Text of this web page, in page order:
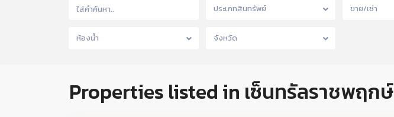
ประเภทสินทรัพย์ ขาย/เช่า
ห้องน้ำ จังหวัด
Properties listed in เซ็นทรัลราชพฤกษ์